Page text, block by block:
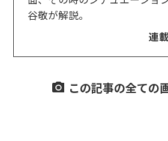
谷敬が解説。
連
この記事の全ての